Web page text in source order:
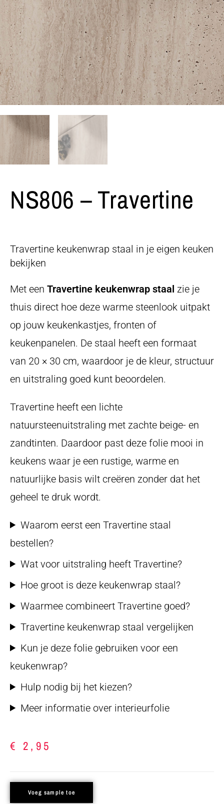
NS806 – Travertine
Travertine keukenwrap staal in je eigen keuken
bekijken
Met een Travertine keukenwrap staal zie je
thuis direct hoe deze warme steenlook uitpakt
op jouw keukenkastjes, fronten of
keukenpanelen. De staal heeft een formaat
van 20 × 30 cm, waardoor je de kleur, structuur
en uitstraling goed kunt beoordelen.
Travertine heeft een lichte
natuursteenuitstraling met zachte beige- en
zandtinten. Daardoor past deze folie mooi in
keukens waar je een rustige, warme en
natuurlijke basis wilt creëren zonder dat het
geheel te druk wordt.
Waarom eerst een Travertine staal
bestellen?
Wat voor uitstraling heeft Travertine?
Hoe groot is deze keukenwrap staal?
Waarmee combineert Travertine goed?
Travertine keukenwrap staal vergelijken
Kun je deze folie gebruiken voor een
keukenwrap?
Hulp nodig bij het kiezen?
Meer informatie over interieurfolie
€ 2,95
Voeg sample toe